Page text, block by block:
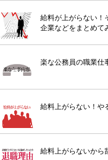
給料が上がらない！
企業などをまとめて
楽な公務員の職業仕
給料上がらない！や
給料上がらないから